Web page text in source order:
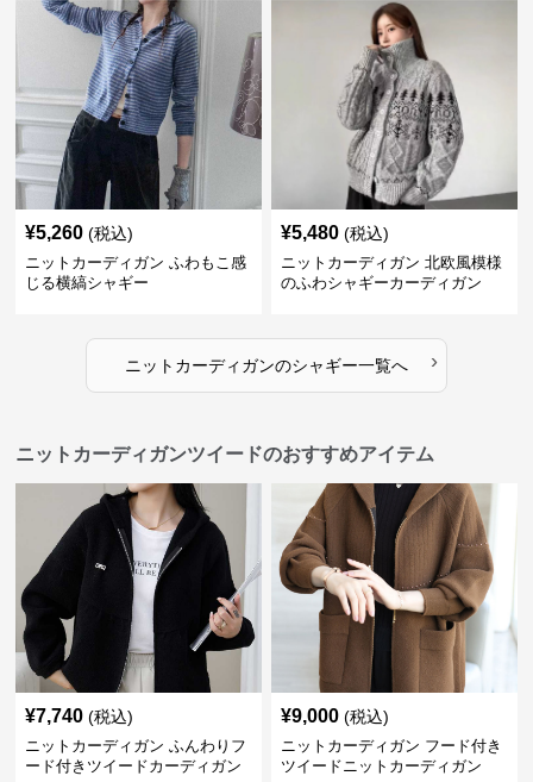
¥5,260 (税込)
ニットカーディガン ふわもこ感
じる横縞シャギー
¥5,480 (税込)
ニットカーディガン 北欧風模様
のふわシャギーカーディガン
ニットカーディガンのシャギー一覧へ ›
ニットカーディガンツイードのおすすめアイテム
¥7,740 (税込)
ニットカーディガン ふんわりフ
ード付きツイードカーディガン
¥9,000 (税込)
ニットカーディガン フード付き
ツイードニットカーディガン